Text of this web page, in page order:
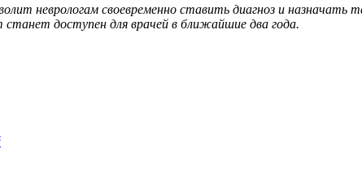
неврологам своевременно ставить диагноз и назначать
доступен для врачей в ближайшие два года.